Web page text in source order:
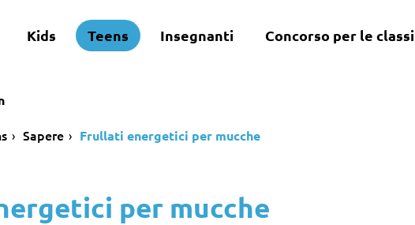
Kids Teens Insegnanti Concorso per le classi
Sapere Frullati energetici per mucche
per mucche